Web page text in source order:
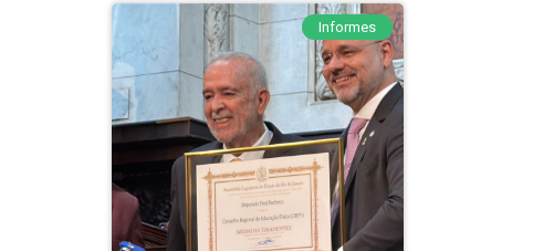
Informes